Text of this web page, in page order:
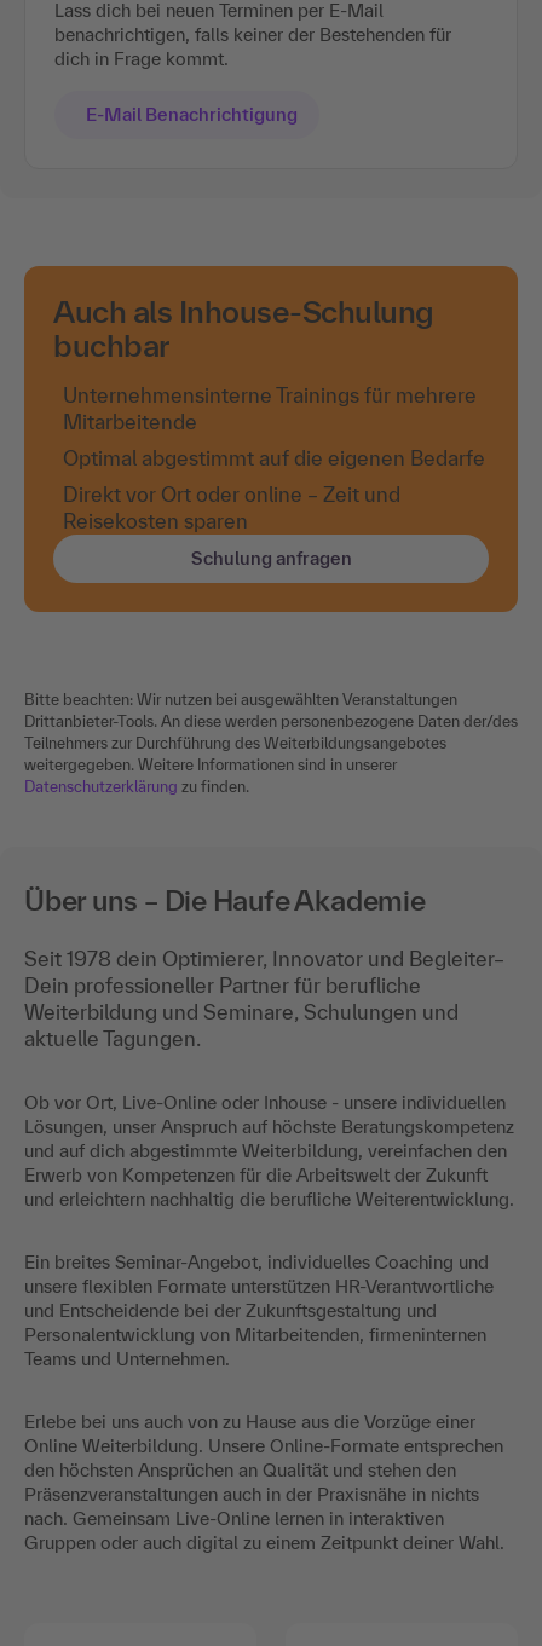
Lass dich bei neuen Terminen per E-Mail
benachrichtigen, falls keiner der Bestehenden für
dich in Frage kommt.
E-Mail Benachrichtigung
Auch als Inhouse-Schulung
buchbar
Unternehmensinterne Trainings für mehrere
Mitarbeitende
Optimal abgestimmt auf die eigenen Bedarfe
Direkt vor Ort oder online – Zeit und
Reisekosten sparen
Schulung anfragen
Bitte beachten: Wir nutzen bei ausgewählten Veranstaltungen
Drittanbieter-Tools. An diese werden personenbezogene Daten der/des
Teilnehmers zur Durchführung des Weiterbildungsangebotes
weitergegeben. Weitere Informationen sind in unserer
Datenschutzerklärung zu finden.
Über uns – Die Haufe Akademie
Seit 1978 dein Optimierer, Innovator und Begleiter–
Dein professioneller Partner für berufliche
Weiterbildung und Seminare, Schulungen und
aktuelle Tagungen.
Ob vor Ort, Live-Online oder Inhouse - unsere individuellen
Lösungen, unser Anspruch auf höchste Beratungskompetenz
und auf dich abgestimmte Weiterbildung, vereinfachen den
Erwerb von Kompetenzen für die Arbeitswelt der Zukunft
und erleichtern nachhaltig die berufliche Weiterentwicklung.
Ein breites Seminar-Angebot, individuelles Coaching und
unsere flexiblen Formate unterstützen HR-Verantwortliche
und Entscheidende bei der Zukunftsgestaltung und
Personalentwicklung von Mitarbeitenden, firmeninternen
Teams und Unternehmen.
Erlebe bei uns auch von zu Hause aus die Vorzüge einer
Online Weiterbildung. Unsere Online-Formate entsprechen
den höchsten Ansprüchen an Qualität und stehen den
Präsenzveranstaltungen auch in der Praxisnähe in nichts
nach. Gemeinsam Live-Online lernen in interaktiven
Gruppen oder auch digital zu einem Zeitpunkt deiner Wahl.